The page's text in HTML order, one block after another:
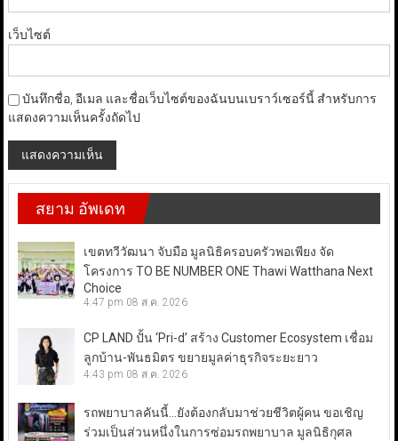
เว็บไซต์
บันทึกชื่อ, อีเมล และชื่อเว็บไซต์ของฉันบนเบราว์เซอร์นี้ สำหรับการ
แสดงความเห็นครั้งถัดไป
สยาม อัพเดท
เขตทวีวัฒนา จับมือ มูลนิธิครอบครัวพอเพียง จัด
โครงการ TO BE NUMBER ONE Thawi Watthana Next
Choice
4:47 pm 08 ส.ค. 2026
CP LAND ปั้น ‘Pri-d’ สร้าง Customer Ecosystem เชื่อม
ลูกบ้าน-พันธมิตร ขยายมูลค่าธุรกิจระยะยาว
4:43 pm 08 ส.ค. 2026
รถพยาบาลคันนี้…ยังต้องกลับมาช่วยชีวิตผู้คน ขอเชิญ
ร่วมเป็นส่วนหนึ่งในการซ่อมรถพยาบาล มูลนิธิกุศล